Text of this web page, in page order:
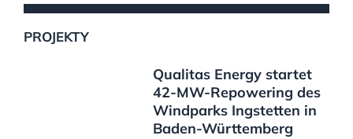
PROJEKTY
Qualitas Energy startet
42-MW-Repowering des
Windparks Ingstetten in
Baden-Württemberg